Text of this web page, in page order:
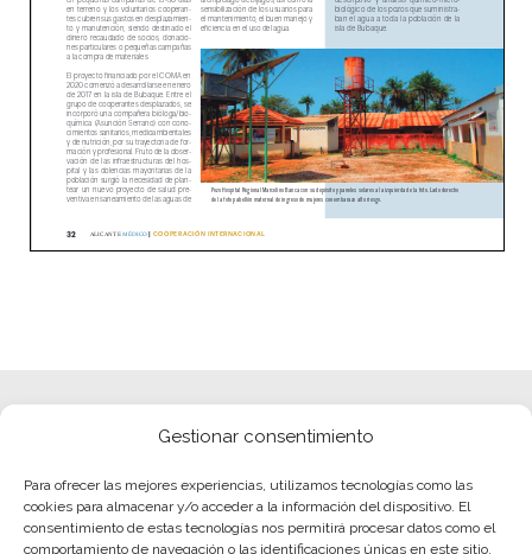
Gestionar consentimiento
Para ofrecer las mejores experiencias, utilizamos tecnologías como las
cookies para almacenar y/o acceder a la información del dispositivo. El
consentimiento de estas tecnologías nos permitirá procesar datos como el
comportamiento de navegación o las identificaciones únicas en este sitio.